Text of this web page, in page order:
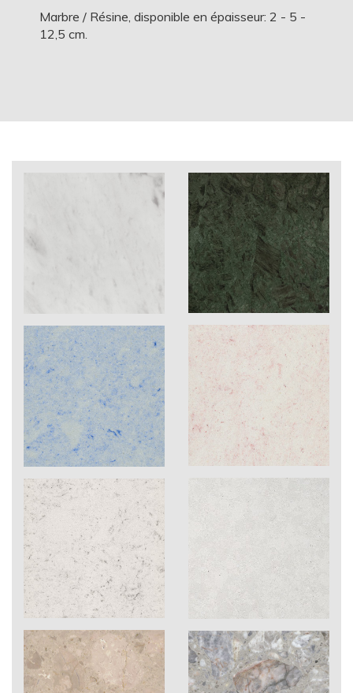
Marbre / Résine, disponible en épaisseur: 2 - 5 -
12,5 cm.